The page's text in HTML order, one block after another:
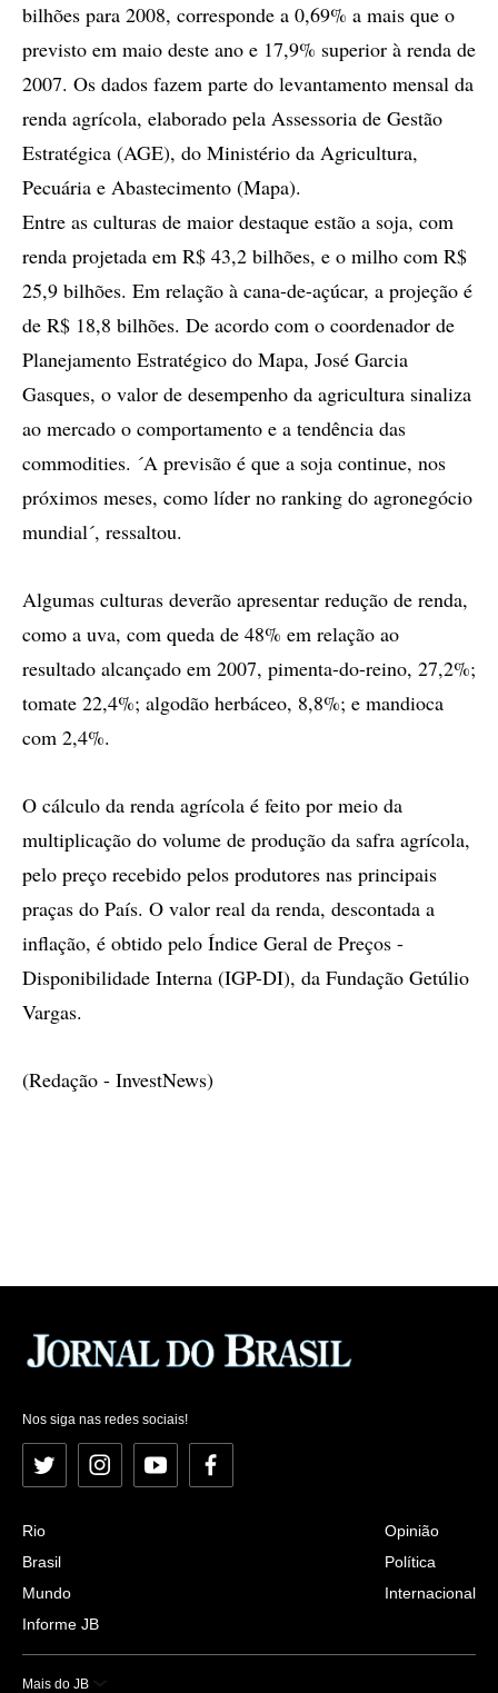
bilhões para 2008, corresponde a 0,69% a mais que o
previsto em maio deste ano e 17,9% superior à renda de
2007. Os dados fazem parte do levantamento mensal da
renda agrícola, elaborado pela Assessoria de Gestão
Estratégica (AGE), do Ministério da Agricultura,
Pecuária e Abastecimento (Mapa).
Entre as culturas de maior destaque estão a soja, com
renda projetada em R$ 43,2 bilhões, e o milho com R$
25,9 bilhões. Em relação à cana-de-açúcar, a projeção é
de R$ 18,8 bilhões. De acordo com o coordenador de
Planejamento Estratégico do Mapa, José Garcia
Gasques, o valor de desempenho da agricultura sinaliza
ao mercado o comportamento e a tendência das
commodities. ´A previsão é que a soja continue, nos
próximos meses, como líder no ranking do agronegócio
mundial´, ressaltou.
Algumas culturas deverão apresentar redução de renda,
como a uva, com queda de 48% em relação ao
resultado alcançado em 2007, pimenta-do-reino, 27,2%;
tomate 22,4%; algodão herbáceo, 8,8%; e mandioca
com 2,4%.
O cálculo da renda agrícola é feito por meio da
multiplicação do volume de produção da safra agrícola,
pelo preço recebido pelos produtores nas principais
praças do País. O valor real da renda, descontada a
inflação, é obtido pelo Índice Geral de Preços -
Disponibilidade Interna (IGP-DI), da Fundação Getúlio
Vargas.
(Redação - InvestNews)
Nos siga nas redes sociais!
Twitter InstagramYouTubeFacebook
Rio
Brasil
Mundo
Informe JB
Opinião
Política
Internacional
Mais do JB